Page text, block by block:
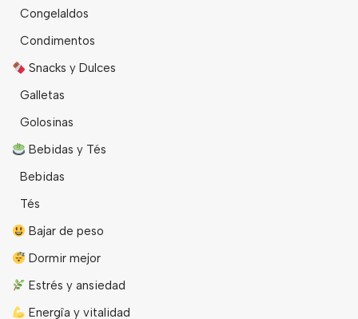
Congelaldos
Condimentos
Snacks y Dulces
Galletas
Golosinas
Bebidas y Tés
Bebidas
Tés
Bajar de peso
Dormir mejor
Estrés y ansiedad
Energîa y vitalidad